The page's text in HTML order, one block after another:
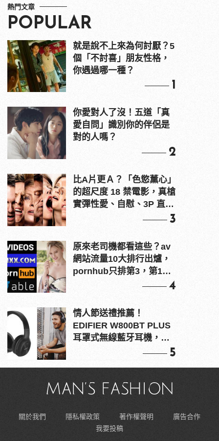
熱門文章
POPULAR
就是說不上來為何討厭？5
個「不討喜」朋友性格，
你遇過哪一種？
1
你愛對人了沒！五道「真
愛自問」識別你的伴侶是
對的人嗎？
2
比A片更Ａ？「色慾薰心」
的超尺度 18 禁電影，真槍
實彈性愛、自慰、3P 直接
3
原來老司機都看這些？av
網站流量10大排行出爐，
pornhub只排第3，第1名
4
情人節送禮推薦！
EDIFIER W800BT PLUS
耳罩式無線藍牙耳機，在
5
關於我們 隱私權政策 著作權聲明
廣告合作
我要投稿